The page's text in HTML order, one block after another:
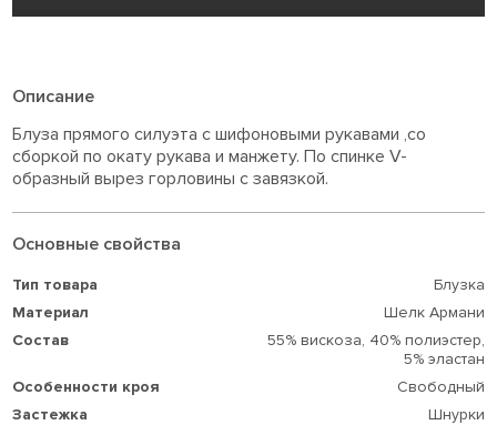
Описание
Блуза прямого силуэта с шифоновыми рукавами ,со
сборкой по окату рукава и манжету. По спинке V-
образный вырез горловины с завязкой.
Основные свойства
Тип товара
Блузка
Материал
Шелк Армани
Состав
55% вискоза, 40% полиэстер,
5% эластан
Особенности кроя
Свободный
Застежка
Шнурки